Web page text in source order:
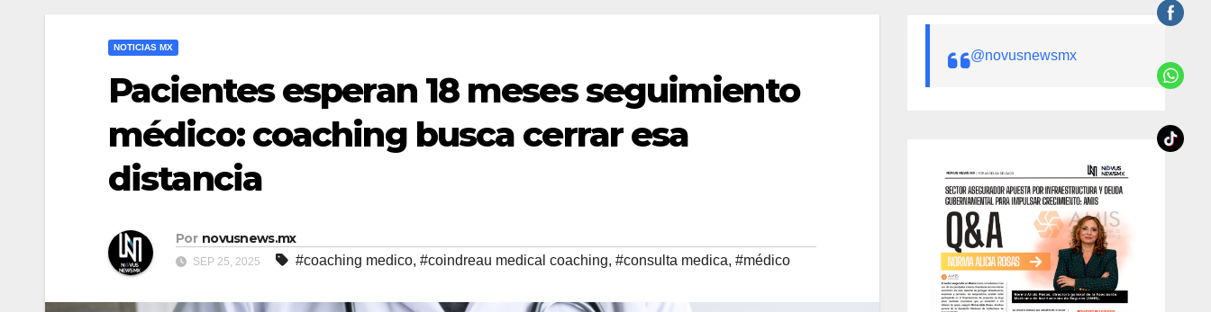
NOTICIAS MX
Pacientes esperan 18 meses seguimiento
médico: coaching busca cerrar esa
distancia
Por novusnews.mx
SEP 25, 2025 #coaching medico, #coindreau medical coaching, #consulta medica, #médico
@novusnewsmx